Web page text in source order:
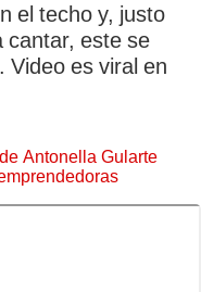
el techo y, justo
cantar, este se
Video es viral en
Antonella Gularte